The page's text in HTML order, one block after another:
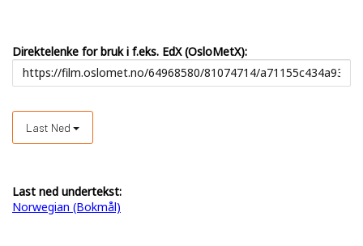
Direktelenke for bruk i f.eks. EdX (OsloMetX):
Last Ned
Last ned undertekst:
Norwegian (Bokmål)